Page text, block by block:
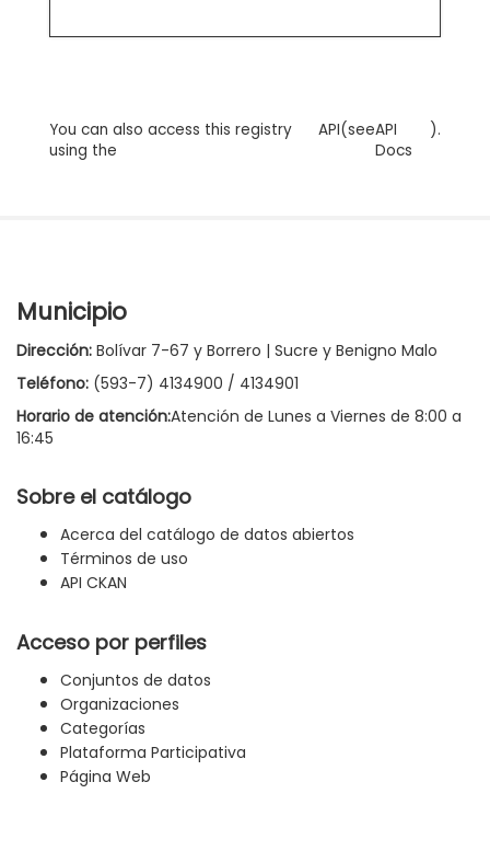
You can also access this registry
using the
API(seeAPI
Docs
).
Municipio
Dirección: Bolívar 7-67 y Borrero | Sucre y Benigno Malo
Teléfono: (593-7) 4134900 / 4134901
Horario de atención:Atención de Lunes a Viernes de 8:00 a
16:45
Sobre el catálogo
Acerca del catálogo de datos abiertos
Términos de uso
API CKAN
Acceso por perfiles
Conjuntos de datos
Organizaciones
Categorías
Plataforma Participativa
Página Web